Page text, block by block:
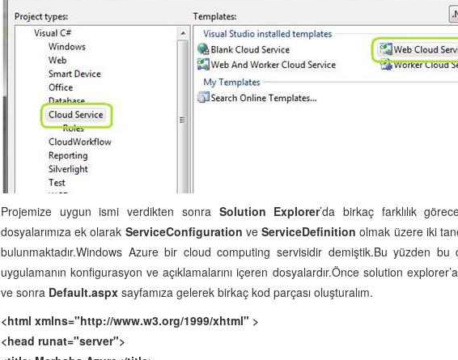
Projemize uygun ismi verdikten sonra Solution Explorer’da birkaç farklılık
dosyalarımıza ek olarak ServiceConfiguration veServiceDefinition olmak üzere iki
bulunmaktadır.Windows Azure bir cloud computing servisidir demiştik.Bu yüzden bu
uygulamanın konfigurasyon ve açıklamalarını içeren dosyalardır.Önce solution
ve sonra Default.aspx sayfamıza gelerek birkaç kod parçası oluşturalım.
<html xmlns="http://www.w3.org/1999/xhtml" >
<head runat="server">